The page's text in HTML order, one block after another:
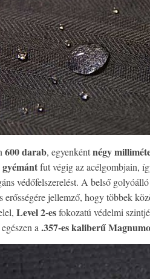
600 darab, egyenkéntnégy
gyémántfut végig az acélgombjain,
védőfelszerelést. A belső
erősségére jellemző, hogy többek
Level 2-esfokozatú védelmi
a .357-es kaliberű